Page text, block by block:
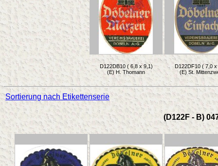
D122DB10 ( 6,8 x 9,1)
(E) H. Thomann
D122DF10 ( 7,0 x
(E) St.
Sortierung nach Etikettenserie
(D122F - B)